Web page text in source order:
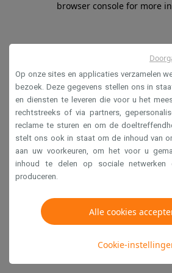
browser console for more
Op onze sites en applicaties verzamelen
bezoek. Deze gegevens stellen ons in
en diensten te leveren die voor u het
rechtstreeks of via partners,
reclame te sturen en om de
stelt ons ook in staat om de inhoud van
aan uw voorkeuren, om het voor u
inhoud te delen op sociale
produceren.
Alle cookies
Cookie-